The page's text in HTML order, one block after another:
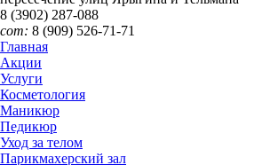
8 (3902) 287-088
сот: 8 (909) 526-71-71
Главная
Акции
Услуги
Косметология
Маникюр
Педикюр
Уход за телом
Парикмахерский зал